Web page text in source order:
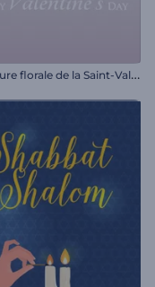
O
uverture florale de la Saint-Valentin